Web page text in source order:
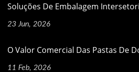
Soluções De Embalagem
23 Jun, 2026
O Valor Comercial Das Pastas De
11 Feb, 2026